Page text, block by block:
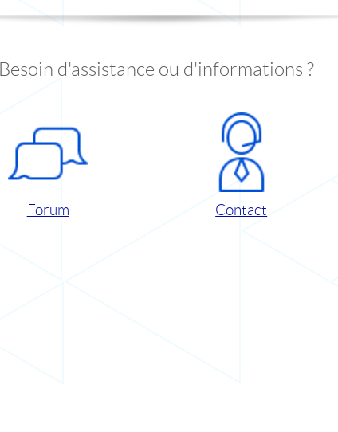
Besoin d'assistance ou d'informations ?
Forum Contact